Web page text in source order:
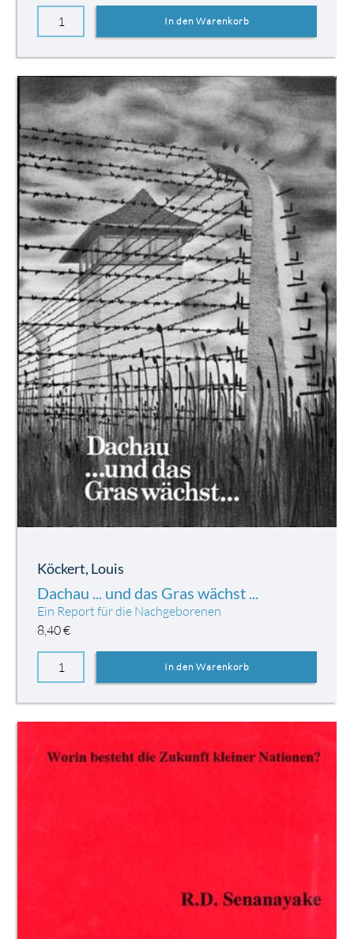
Köckert, Louis
Dachau ... und das Gras wächst ...
Ein Report für die Nachgeborenen
8,40€